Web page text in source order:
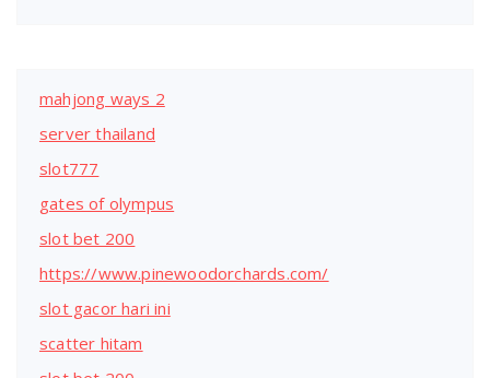
mahjong ways 2
server thailand
slot777
gates of olympus
slot bet 200
https://www.pinewoodorchards.com/
slot gacor hari ini
scatter hitam